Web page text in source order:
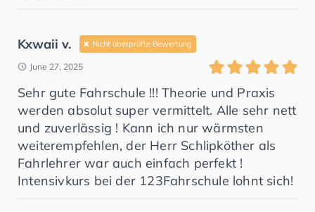
Kxwaii v. Nicht überprüfte Bewertung
June 27, 2025
Sehr gute Fahrschule !!! Theorie und Praxis
werden absolut super vermittelt. Alle sehr nett
und zuverlässig ! Kann ich nur wärmsten
weiterempfehlen, der Herr Schlipköther als
Fahrlehrer war auch einfach perfekt !
Intensivkurs bei der 123Fahrschule lohnt sich!